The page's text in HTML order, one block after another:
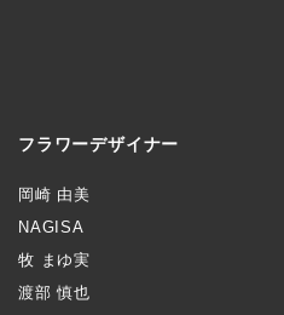
フラワーデザイナー
岡崎 由美
NAGISA
牧 まゆ実
渡部 慎也